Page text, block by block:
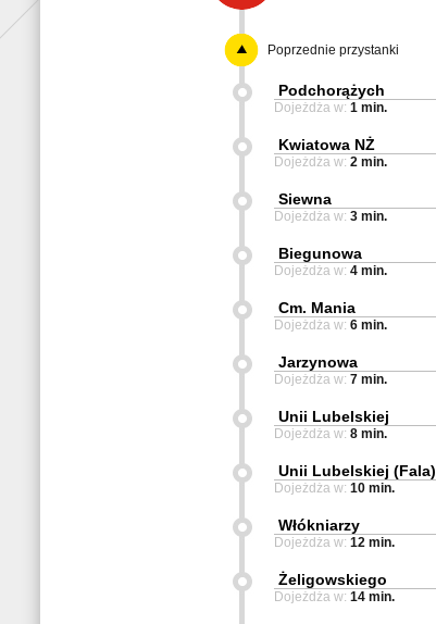
Poprzednie przystanki
Podchorążych
Dojeżdża w: 1 min.
Kwiatowa NŻ
Dojeżdża w: 2 min.
Siewna
Dojeżdża w: 3 min.
Biegunowa
Dojeżdża w: 4 min.
Cm. Mania
Dojeżdża w: 6 min.
Jarzynowa
Dojeżdża w: 7 min.
Unii Lubelskiej
Dojeżdża w: 8 min.
Unii Lubelskiej (Fala)
Dojeżdża w: 10 min.
Włókniarzy
Dojeżdża w: 12 min.
Żeligowskiego
Dojeżdża w: 14 min.